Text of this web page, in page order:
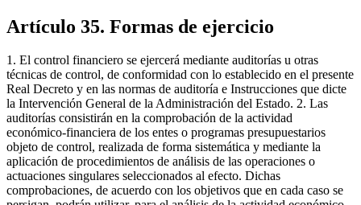
Artículo 35. Formas de ejercicio
1. El control financiero se ejercerá mediante auditorías u otras
técnicas de control, de conformidad con lo establecido en el presente
Real Decreto y en las normas de auditoría e Instrucciones que dicte
la Intervención General de la Administración del Estado. 2. Las
auditorías consistirán en la comprobación de la actividad
económico-financiera de los entes o programas presupuestarios
objeto de control, realizada de forma sistemática y mediante la
aplicación de procedimientos de análisis de las operaciones o
actuaciones singulares seleccionados al efecto. Dichas
comprobaciones, de acuerdo con los objetivos que en cada caso se